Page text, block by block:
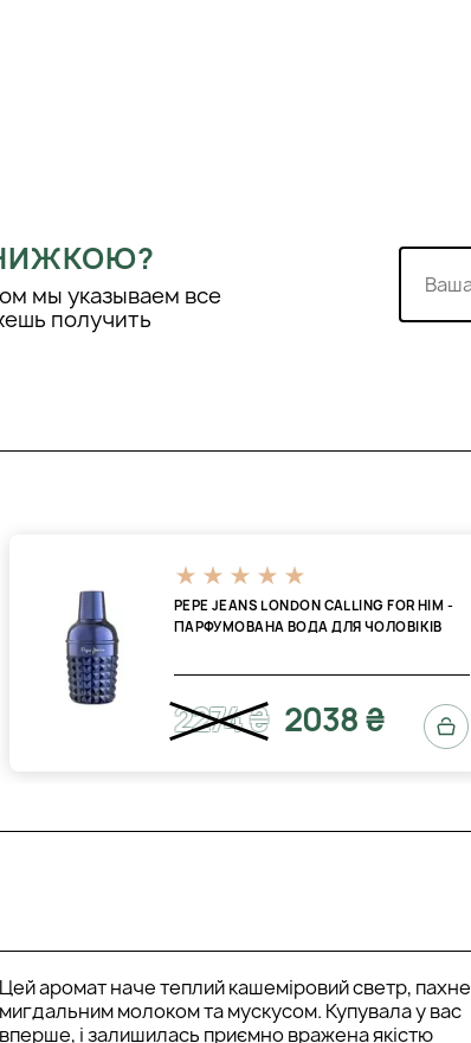
мы указываем все
получить
PEPE JEANS LONDON CALLING FOR HIM -
ПАРФУМОВАНА ВОДА ДЛЯ ЧОЛОВІКІВ
2274 ₴ 2038 ₴
Цей аромат наче теплий кашеміровий светр, пахне
мигдальним молоком та мускусом. Купувала у вас
вперше, і залишилась приємно вражена якістю